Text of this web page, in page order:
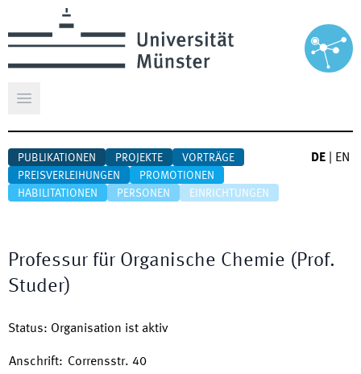
Hauptmenü öffnen
PUBLIKATIONEN PROJEKTE
VORTRÄGE
PREISVERLEIHUNGEN
PROMOTIONEN
HABILITATIONEN
PERSONEN EINRICHTUNGEN
DE EN
Professur für Organische Chemie (Prof.
Studer)
Status: Organisation ist aktiv
Anschrift: Corrensstr. 40